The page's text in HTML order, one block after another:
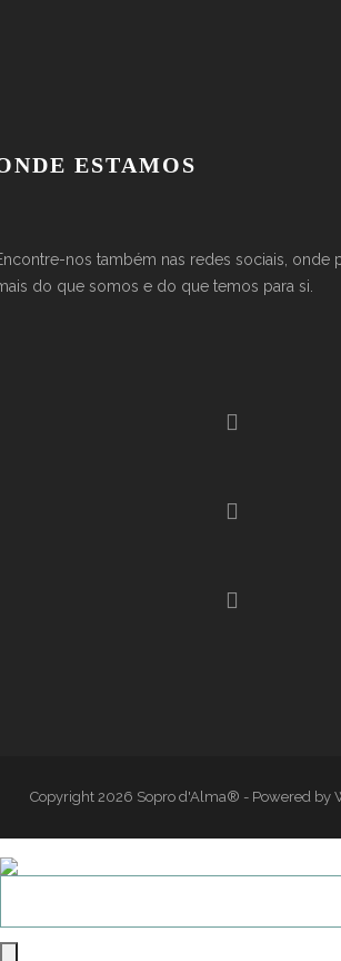
ESTAMOS
nos também nas redes sociais, onde
do que somos e do que temos para si.
Copyright 2026 Sopro d'Alma® - Powered by